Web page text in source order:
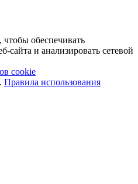
обеспечивать
сайта и анализировать сетевой
cookie
Правила использования